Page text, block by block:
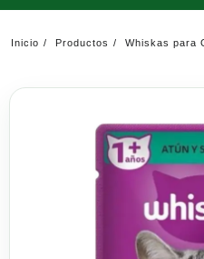
Inicio Productos
Whiskas para